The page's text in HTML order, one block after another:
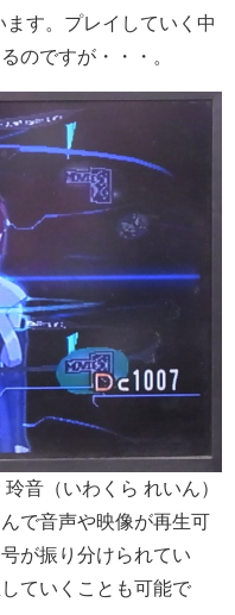
す。プレイしていく中
のですが・・・。
音（いわくら れいん）
で音声や映像が再生可
が振り分けられてい
ていくことも可能で